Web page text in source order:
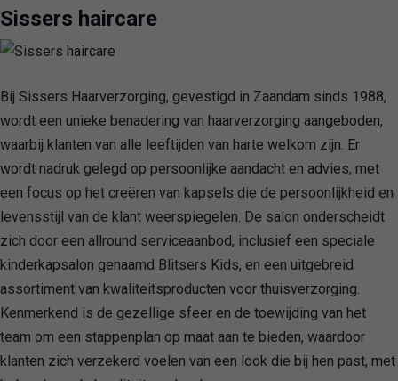
Sissers haircare
Bij Sissers Haarverzorging, gevestigd in Zaandam sinds 1988,
wordt een unieke benadering van haarverzorging aangeboden,
waarbij klanten van alle leeftijden van harte welkom zijn. Er
wordt nadruk gelegd op persoonlijke aandacht en advies, met
een focus op het creëren van kapsels die de persoonlijkheid en
levensstijl van de klant weerspiegelen. De salon onderscheidt
zich door een allround serviceaanbod, inclusief een speciale
kinderkapsalon genaamd Blitsers Kids, en een uitgebreid
assortiment van kwaliteitsproducten voor thuisverzorging.
Kenmerkend is de gezellige sfeer en de toewijding van het
team om een stappenplan op maat aan te bieden, waardoor
klanten zich verzekerd voelen van een look die bij hen past, met